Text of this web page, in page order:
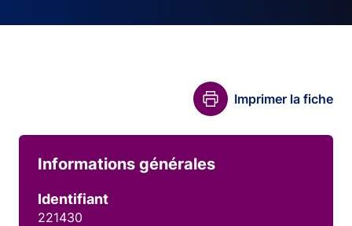
Imprimer la fiche
Informations générales
Identifiant
221430